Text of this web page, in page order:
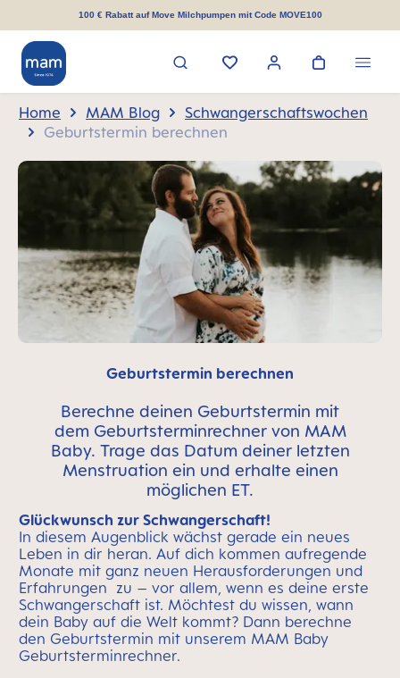
springen100 € Rabatt auf Move Milchpumpen mit Code MOVE100
Home MAM Blog
Schwangerschaftswochen
Geburtstermin berechnen
Geburtstermin berechnen
Berechne deinen Geburtstermin mit
dem Geburtsterminrechner von MAM
Baby. Trage das Datum deiner letzten
Menstruation ein und erhalte einen
möglichen ET.
Glückwunsch zur Schwangerschaft!
In diesem Augenblick wächst gerade ein neues
Leben in dir heran. Auf dich kommen aufregende
Monate mit ganz neuen Herausforderungen und
Erfahrungen zu – vor allem, wenn es deine erste
Schwangerschaft ist. Möchtest du wissen, wann
dein Baby auf die Welt kommt? Dann berechne
den Geburtstermin mit unserem MAM Baby
Geburtsterminrechner.